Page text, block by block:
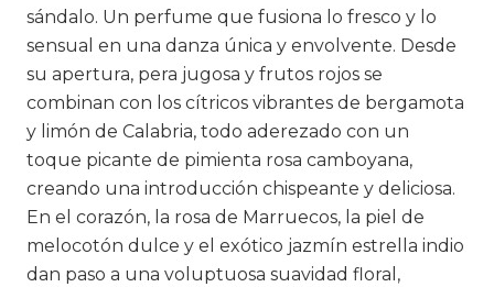
sándalo. Un perfume que fusiona lo fresco y lo
sensual en una danza única y envolvente. Desde
su apertura, pera jugosa y frutos rojos se
combinan con los cítricos vibrantes de bergamota
y limón de Calabria, todo aderezado con un
toque picante de pimienta rosa camboyana,
creando una introducción chispeante y deliciosa.
En el corazón, la rosa de Marruecos, la piel de
melocotón dulce y el exótico jazmín estrella indio
dan paso a una voluptuosa suavidad floral,